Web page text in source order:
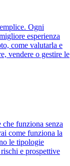
Ogni
esperienza
come valutarla e
vendere o gestire le
funziona senza
come funziona la
le tipologie
e prospettive